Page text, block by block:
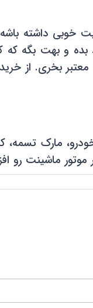
کیفیت خوبی
بده و بهت
بخری. از
مختلفی مثل نوع
ماشینت رو